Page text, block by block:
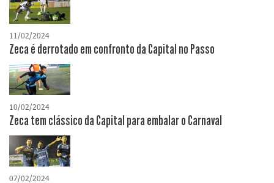
11/02/2024
Zeca é derrotado em confronto da Capital no Passo
10/02/2024
Zeca tem clássico da Capital para embalar o Carnaval
07/02/2024